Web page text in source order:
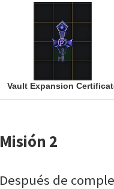
Vault Expansion
Misión 2
Después de